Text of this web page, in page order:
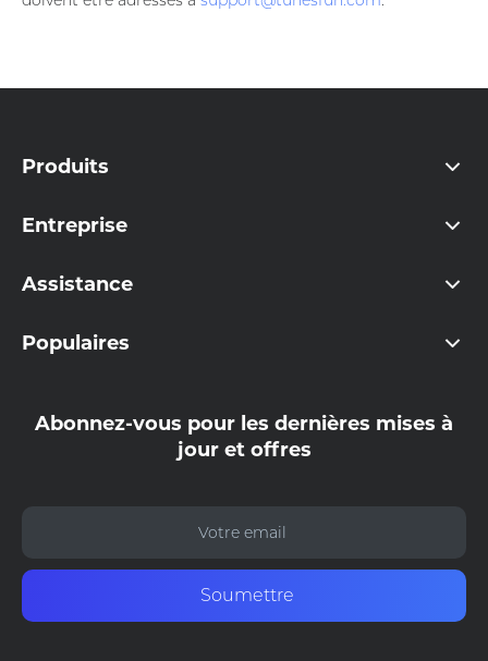
Produits
Entreprise
Assistance
Populaires
Abonnez-vous pour les dernières mises à
jour et offres
Soumettre